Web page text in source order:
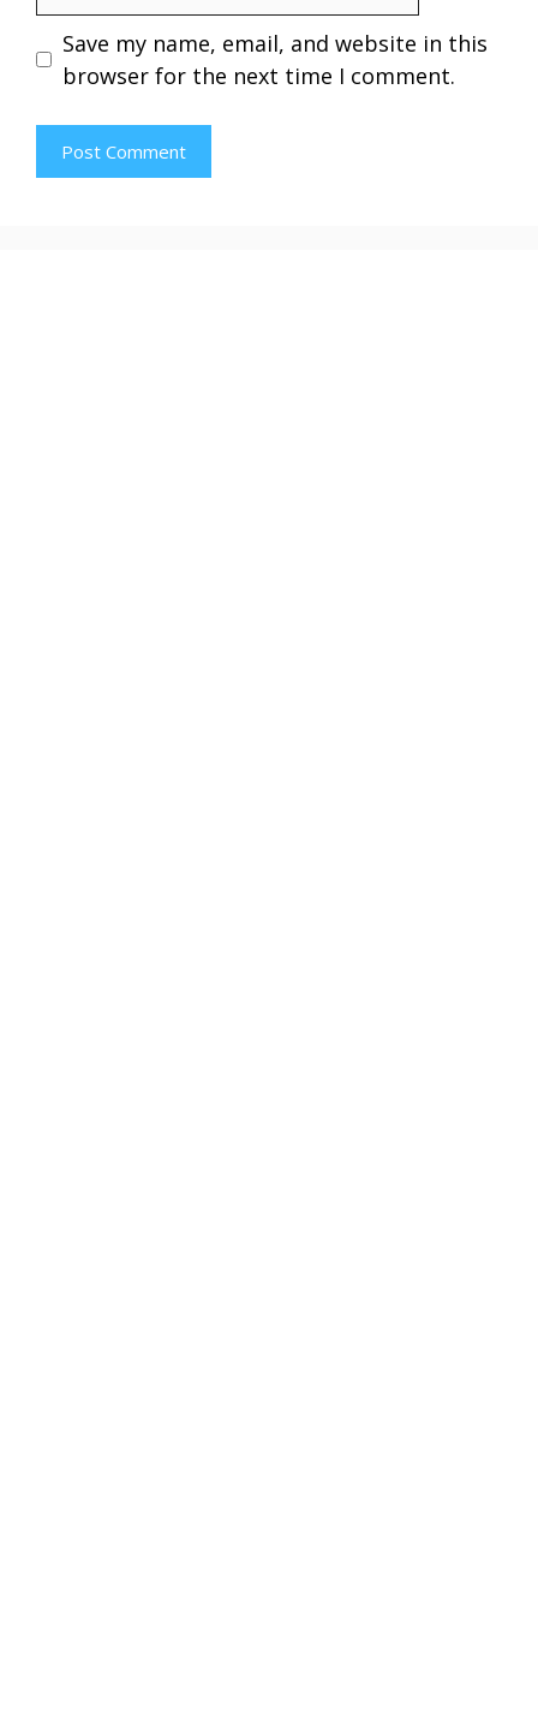
Save my name, email, and website in this
browser for the next time I comment.